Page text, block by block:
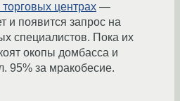
торговых центрах —
и появится запрос на
специалистов. Пока их
окопы домбасса и
95% за мракобесие.